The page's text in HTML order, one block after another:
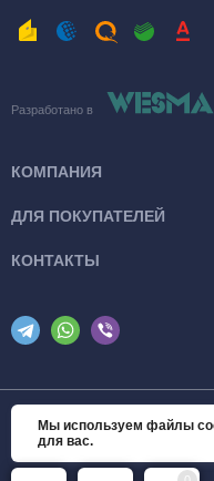
Разработано в
КОМПАНИЯ
ДЛЯ ПОКУПАТЕЛЕЙ
КОНТАКТЫ
© 2026
Мы используем файлы
для вас.